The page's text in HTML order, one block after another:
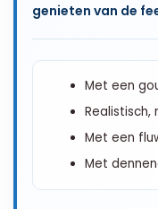
genieten van de
Met een
Realistisch,
Met een
Met